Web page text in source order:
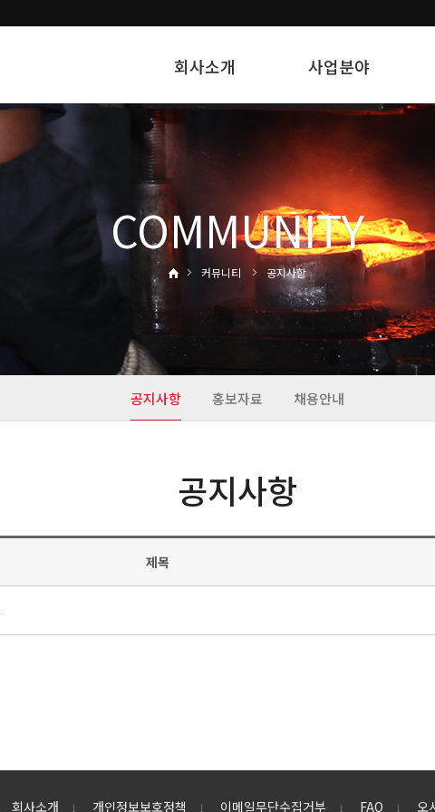
회사소개 사업분야
COMMUNITY
커뮤니티 공지사항
공지사항 홍보자료 채용안내
공지사항
제목
회사소개 l 개인정보보호정책 l 이메일무단수집거부 l FAQ l 오